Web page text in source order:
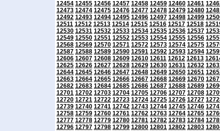
12454 12455 12456 12457 12458 12459 12460 12461
12473 12474 12475 12476 12477 12478 12479 12480
12492 12493 12494 12495 12496 12497 12498 12499
12511 12512 12513 12514 12515 12516 12517 12518
12530 12531 12532 12533 12534 12535 12536 12537
12549 12550 12551 12552 12553 12554 12555 12556
12568 12569 12570 12571 12572 12573 12574 12575
12587 12588 12589 12590 12591 12592 12593 12594
12606 12607 12608 12609 12610 12611 12612 12613
12625 12626 12627 12628 12629 12630 12631 12632
12644 12645 12646 12647 12648 12649 12650 12651
12663 12664 12665 12666 12667 12668 12669 12670
12682 12683 12684 12685 12686 12687 12688 12689
12701 12702 12703 12704 12705 12706 12707 12708
12720 12721 12722 12723 12724 12725 12726 12727
12739 12740 12741 12742 12743 12744 12745 12746
12758 12759 12760 12761 12762 12763 12764 12765
12777 12778 12779 12780 12781 12782 12783 12784
12796 12797 12798 12799 12800 12801 12802 12803